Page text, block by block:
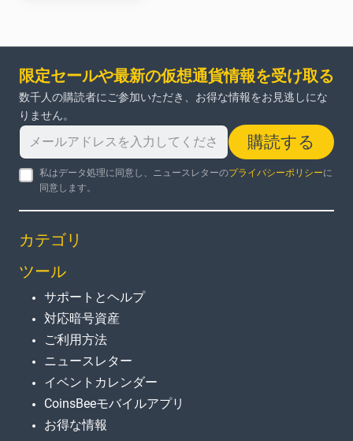
限定セールや最新の仮想通貨情報を受け取る
数千人の購読者にご参加いただき、お得な情報をお見逃しにな
りません。
購読する
私はデータ処理に同意し、ニュースレターのプライバシーポリシーに
同意します。
カテゴリ
ツール
サポートとヘルプ
対応暗号資産
ご利用方法
ニュースレター
イベントカレンダー
CoinsBeeモバイルアプリ
お得な情報